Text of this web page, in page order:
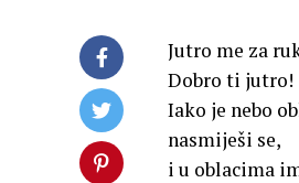
Jutro me za
Dobro ti jutro!
Iako je nebo
nasmiješi se,
i u oblacima